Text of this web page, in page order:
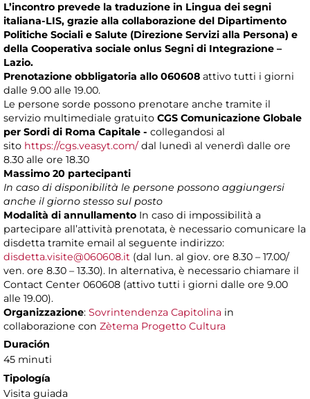
L’incontro prevede la traduzione in Lingua dei segni
italiana-LIS, grazie alla collaborazione del Dipartimento
Politiche Sociali e Salute (Direzione Servizi alla Persona) e
della Cooperativa sociale onlus Segni di Integrazione –
Lazio.
Prenotazione obbligatoria allo 060608 attivo tutti i giorni
dalle 9.00 alle 19.00.
Le persone sorde possono prenotare anche tramite il
servizio multimediale gratuito CGS Comunicazione Globale
per Sordi di Roma Capitale - collegandosi al
sito https://cgs.veasyt.com/dal lunedì al venerdì dalle ore
8.30 alle ore 18.30
Massimo 20 partecipanti
In caso di disponibilità le persone possono aggiungersi
anche il giorno stesso sul posto
Modalità di annullamento In caso di impossibilità a
partecipare all’attività prenotata, è necessario comunicare la
disdetta tramite email al seguente indirizzo:
disdetta.visite@060608.it (dal lun. al giov. ore 8.30 – 17.00/
ven. ore 8.30 – 13.30). In alternativa, è necessario chiamare il
Contact Center 060608 (attivo tutti i giorni dalle ore 9.00
alle 19.00).
Organizzazione: Sovrintendenza Capitolina in
collaborazione con Zètema Progetto Cultura
Duración
45 minuti
Tipología
Visita guiada